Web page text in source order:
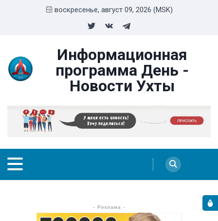
воскресенье, август 09, 2026 (MSK)
Информационная
программа День -
Новости Ухты
- Реклама -